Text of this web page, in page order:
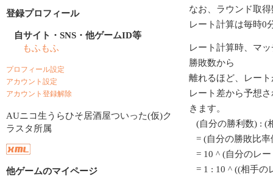
なお、ラウンド取
レート計算は毎時0
レート計算時、マ
勝敗数から
離れるほど、レー
レート差から予想
きます。
(自分の勝利数) : (
= (自分の勝敗比率
= 10 ^ (自分のレー
= 1 : 10 ^ ((相手の
登録プロフィール
自サイト・SNS・他ゲームID等
もふもふ
プロフィール設定
アカウント設定
アカウント登録解除
AUニコ生うらひそ居酒屋ついった(仮)ク
ラスタ所属
他ゲームのマイページ